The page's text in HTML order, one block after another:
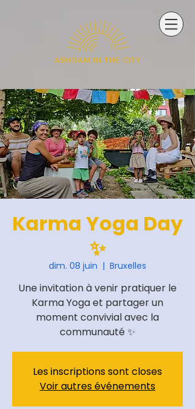
Karma Yoga Day
✨
dim. 08 juin
  |
Bruxelles
Une invitation à venir pratiquer le
Karma Yoga et partager un
moment convivial avec la
communauté ✨
Les inscriptions sont closes
Voir autres événements